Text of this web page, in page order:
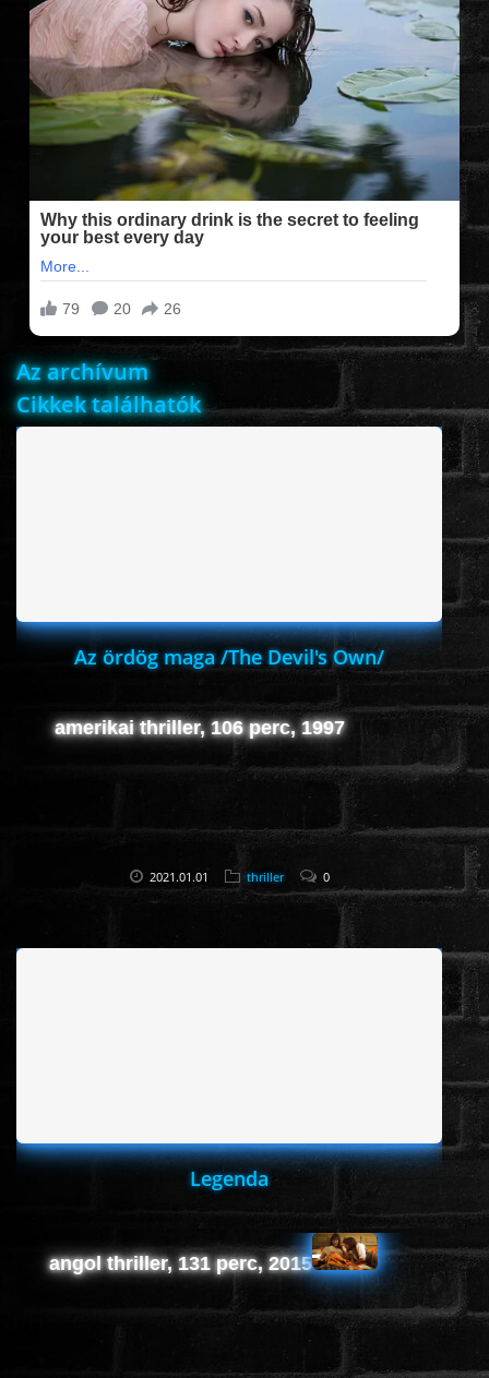
FILMEK (2025-ÖS)
FILMEK (2024-ES)
FILMEK (2023-AS)
FILMEK (2022-ES)
FELIRATOS FILMEK
AKCIÓ
ANIMÁCIÓS
KALAND
KATASZTRÓFA
Az archívum
Cikkek találhatók
Az ördög maga /The Devil's Own/
amerikai thriller, 106 perc, 1997
2021.01.01 thriller 0
Legenda
angol thriller, 131 perc, 2015